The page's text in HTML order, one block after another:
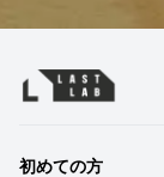
初めての方